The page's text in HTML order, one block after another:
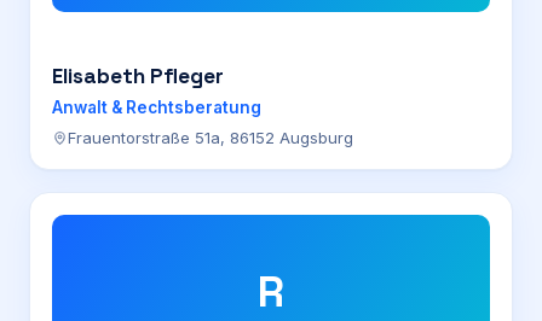
Elisabeth Pfleger
Anwalt & Rechtsberatung
Frauentorstraße 51a, 86152 Augsburg
R